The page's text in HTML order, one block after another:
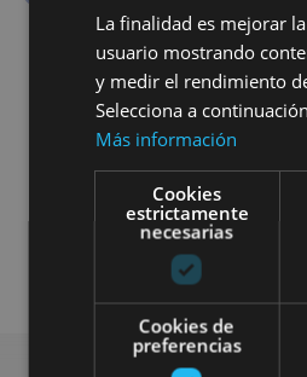
Localidades
La finalidad es mejorar
usuario mostrando
y medir el rendimiento
Selecciona a
Más información
Cookies
estrictamente
necesarias
Cookies de
preferencias